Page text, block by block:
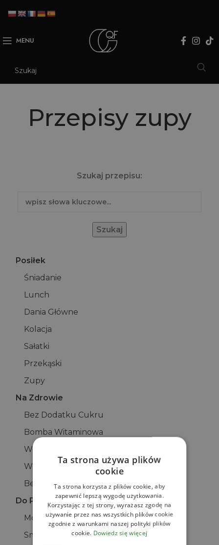
MENU
Przepisy zupy
Szukaj przepisu:
Posiłek
Śniadanie
Lunch
Dania Główne
Kolacja
Sałatki
Przekąski
Zupy
Na Zdrowie
Bez Dodatku Cukru
Bomba Witaminowa
Wegańskie
Wegetariańskie
Bezglutenowe
Do Picia
Mocktaile
Smoothies
Ta strona używa plików
cookie
Ta strona korzysta z plików cookie, aby
zapewnić lepszą wygodę użytkowania.
Korzystając z tej strony, wyrażasz zgodę na
używanie przez nas wszystkich plików cookie
zgodnie z warunkami naszej polityki plików
cookie. Dowiedz się więcej